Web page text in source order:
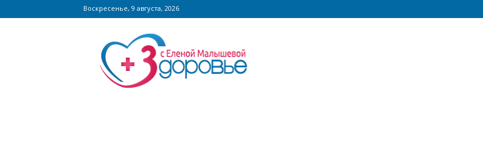
Воскресенье, 9 августа, 2026
Сайт
zdorovieinfo.ru
крупнейший